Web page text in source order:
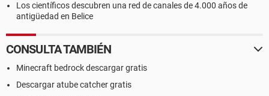
Los científicos descubren una red de canales de 4.000 años de
antigüedad en Belice
CONSULTA TAMBIÉN
Minecraft bedrock descargar gratis
Descargar atube catcher gratis